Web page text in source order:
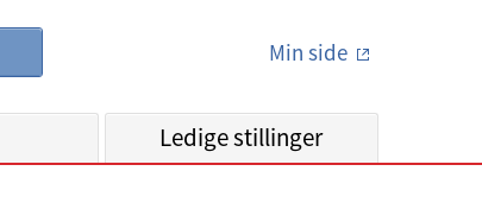
S
Min side
Ledige stillinger